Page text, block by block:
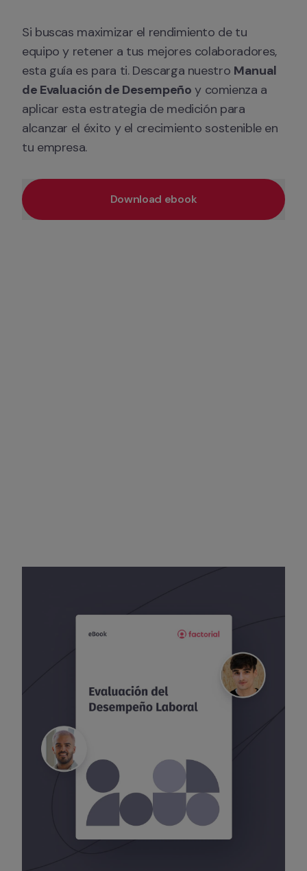
Si buscas maximizar el rendimiento de tu
equipo y retener a tus mejores colaboradores,
esta guía es para ti. Descarga nuestro Manual
de Evaluación de Desempeño y comienza a
aplicar esta estrategia de medición para
alcanzar el éxito y el crecimiento sostenible en
tu empresa.
Download ebook